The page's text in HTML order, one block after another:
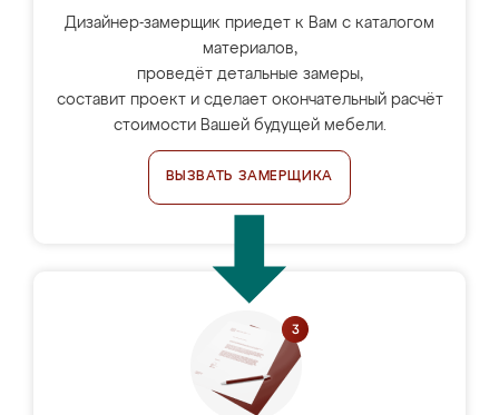
Дизайнер-замерщик приедет к Вам с каталогом
материалов,
проведёт детальные замеры,
составит проект и сделает окончательный расчёт
стоимости Вашей будущей мебели.
ВЫЗВАТЬ ЗАМЕРЩИКА